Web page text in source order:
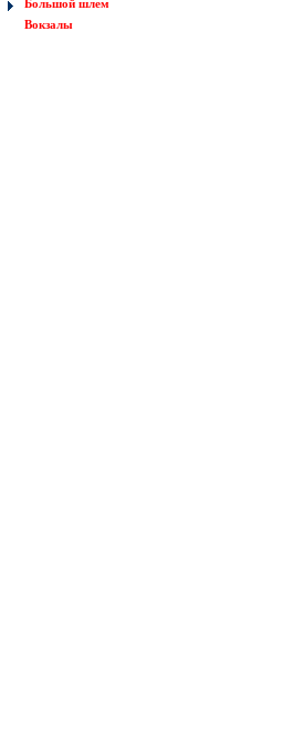
Большой шлем
Вокзалы